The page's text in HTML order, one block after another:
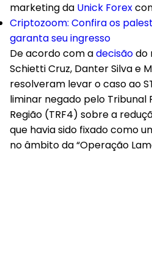
marketing da Unick Forex
Criptozoom: Confira os
garanta seu ingresso
De acordo com adecisãodo
Schietti Cruz, Danter Silva e
resolveram levar o caso ao
liminar negado pelo Tribunal
Região (TRF4) sobre a
que havia sido fixado como
no âmbito da “Operação